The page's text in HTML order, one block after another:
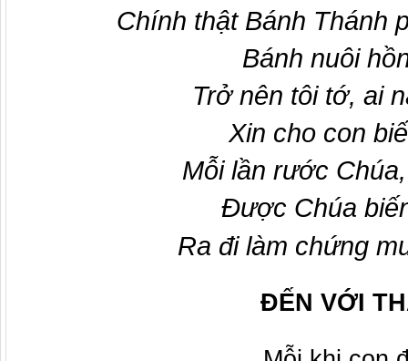
Chính thật Bánh Thánh
Bánh nuôi
Trở nên tôi tớ, ai n
Xin cho con biế
Mỗi lần rước
Được Chúa
Ra đi làm chứng
ĐẾN VỚI